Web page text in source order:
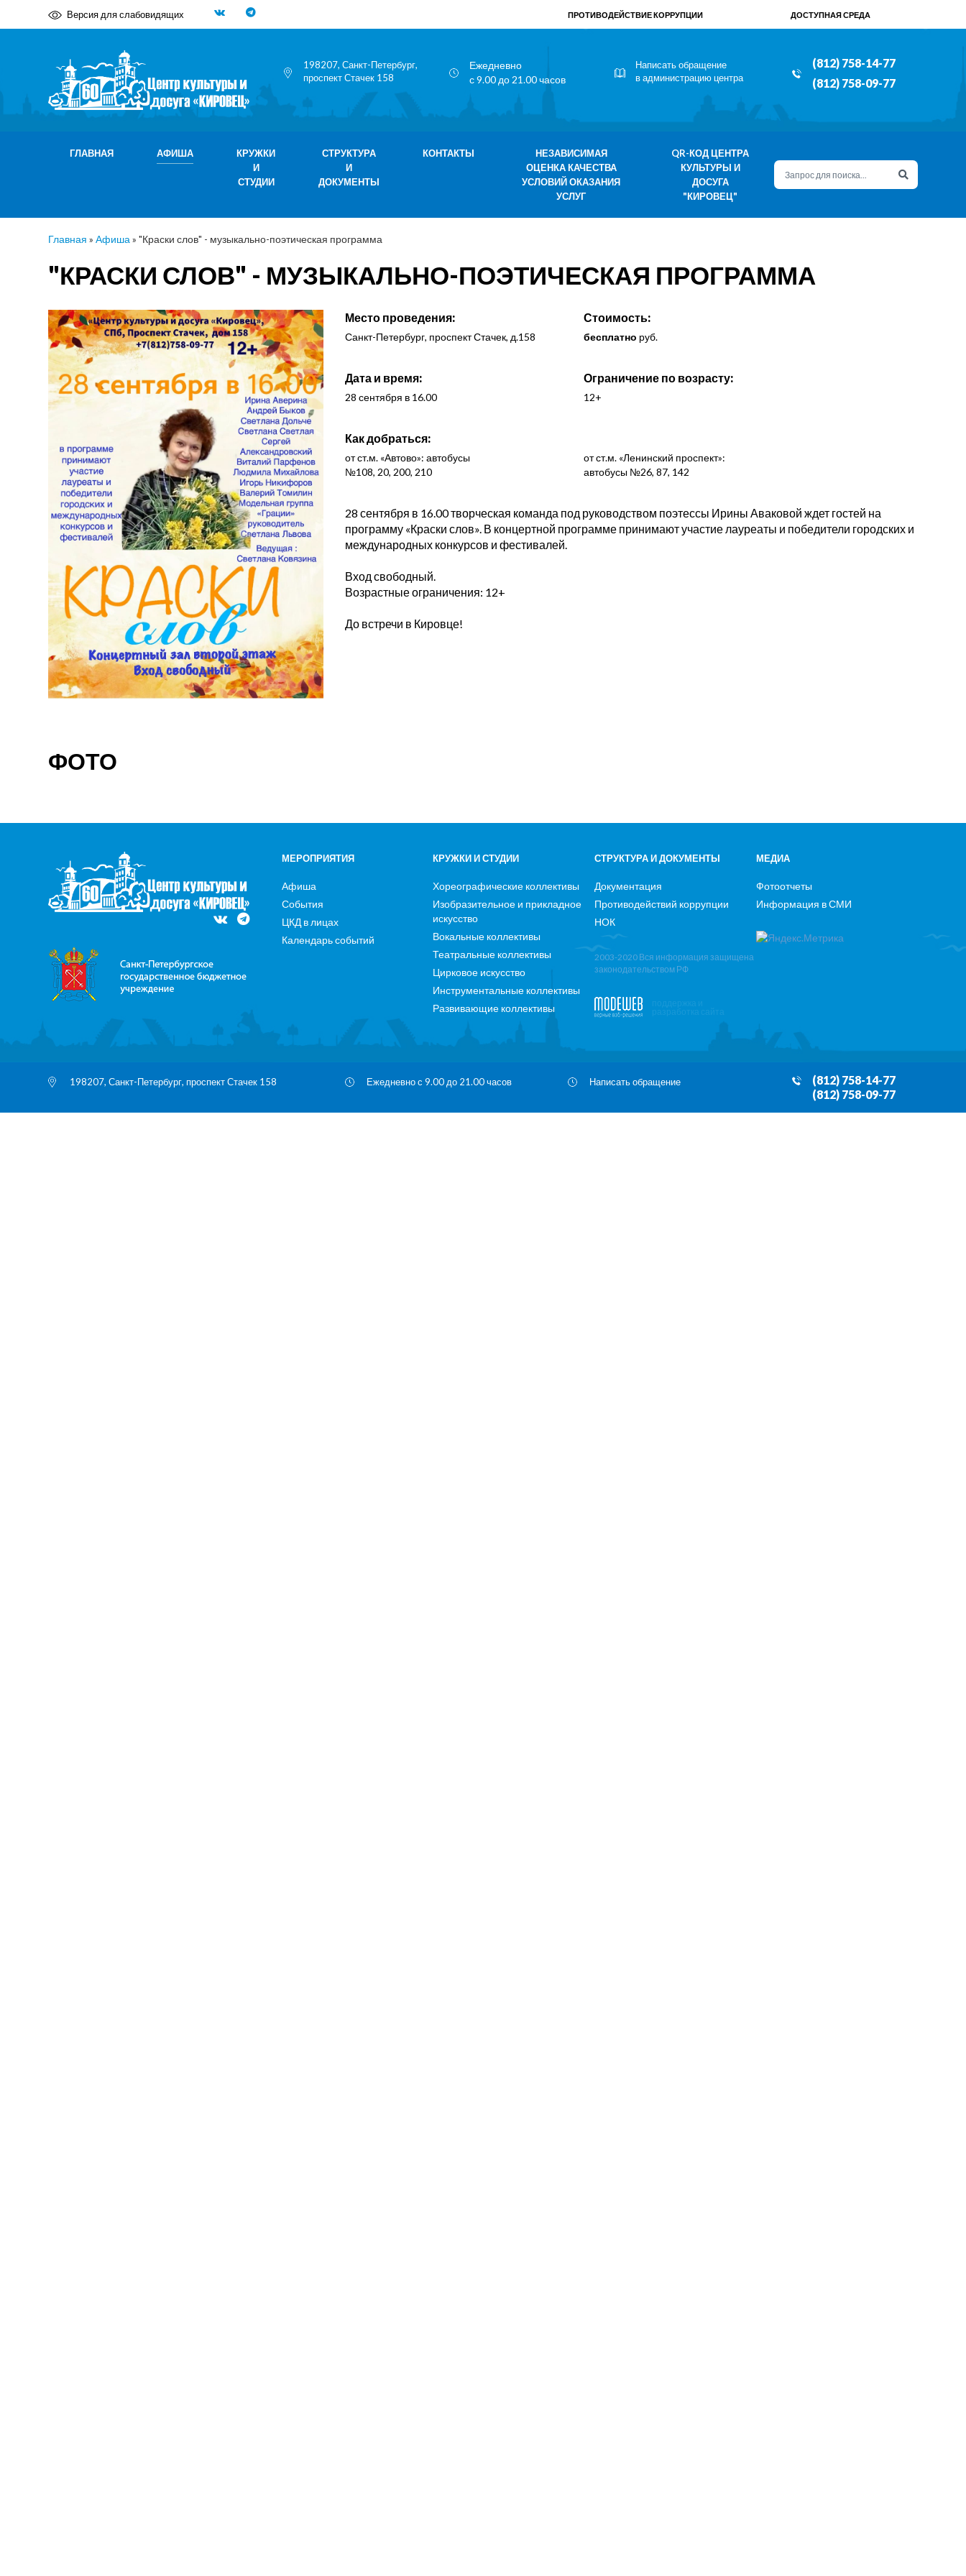
Версия для слабовидящих ПРОТИВОДЕЙСТВИЕ КОРРУПЦИИ ДОСТУПНАЯ СРЕДА
198207, Санкт-Петербург,
проспект Стачек 158
Ежедневно
с 9.00 до 21.00 часов
Написать обращение
в администрацию центра
(812) 758-14-77
(812) 758-09-77
ГЛАВНАЯ АФИША
КРУЖКИ
И
СТУДИИ
СТРУКТУРА
И
ДОКУМЕНТЫ
КОНТАКТЫ
НЕЗАВИСИМАЯ
ОЦЕНКА КАЧЕСТВА
УСЛОВИЙ ОКАЗАНИЯ
УСЛУГ
QR-КОД ЦЕНТРА
КУЛЬТУРЫ И
ДОСУГА
"КИРОВЕЦ"
Главная » Афиша » "Краски слов" - музыкально-поэтическая программа
"КРАСКИ СЛОВ" - МУЗЫКАЛЬНО-ПОЭТИЧЕСКАЯ ПРОГРАММА
Место проведения:
Санкт-Петербург, проспект Стачек, д.158
Стоимость:
бесплатно руб.
Дата и время:
28 сентября в 16.00
Ограничение по возрасту:
12+
Как добраться:
от ст.м. «Автово»: автобусы
№108, 20, 200, 210
от ст.м. «Ленинский проспект»:
автобусы №26, 87, 142
28 сентября в 16.00 творческая команда под руководством поэтессы Ирины Аваковой ждет гостей на
программу «Краски слов». В концертной программе принимают участие лауреаты и победители городских и
международных конкурсов и фестивалей.
Вход свободный.
Возрастные ограничения: 12+
До встречи в Кировце!
ФОТО
МЕРОПРИЯТИЯ
Афиша
События
ЦКД в лицах
Календарь событий
КРУЖКИ И СТУДИИ
Хореографические коллективы
Изобразительное и прикладное
искусство
Вокальные коллективы
Театральные коллективы
Цирковое искусство
Инструментальные коллективы
Развивающие коллективы
СТРУКТУРА И ДОКУМЕНТЫ
Документация
Противодействий коррупции
НОК
2003-2020 Вся информация защищена
законодательством РФ
поддержка и
разработка сайта
МЕДИА
Фотоотчеты
Информация в СМИ
198207, Санкт-Петербург, проспект Стачек 158 Ежедневно с 9.00 до 21.00 часов Написать обращение
(812) 758-14-77
(812) 758-09-77